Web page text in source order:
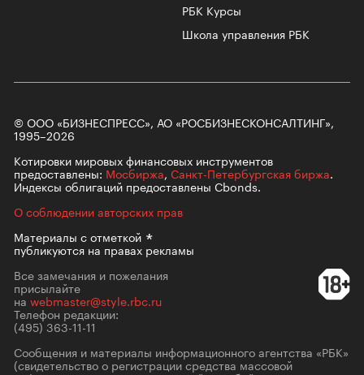
РБК Курсы
Школа управления РБК
© ООО «БИЗНЕСПРЕСС», АО «РОСБИЗНЕСКОНСАЛТИНГ»,
1995–2026
Котировки мировых финансовых инструментов
предоставлены: Мосбиржа, Санкт-Петербургская биржа.
Индексы облигаций предоставлены Cbonds.
О соблюдении авторских прав
Материалы сотметкой
публикуются на правах рекламы
Все замечания и пожелания
присылайте
на webmaster@style.rbc.ru
Телефон редакции:
(495) 363-11-11
Сообщения и материалы информационного агентства «РБК»
(свидетельство о регистрации средства массовой